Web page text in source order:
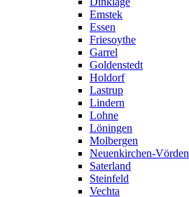
Emstek
Essen
Friesoythe
Garrel
Goldenstedt
Holdorf
Lastrup
Lindern
Lohne
Löningen
Molbergen
Neuenkirchen-Vörden
Saterland
Steinfeld
Vechta